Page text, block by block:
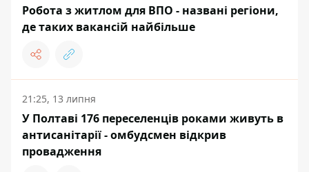
Робота з житлом для ВПО - названі регіони,
де таких вакансій найбільше
21:25, 13 липня
У Полтаві 176 переселенців роками живуть в
антисанітарії - омбудсмен відкрив
провадження